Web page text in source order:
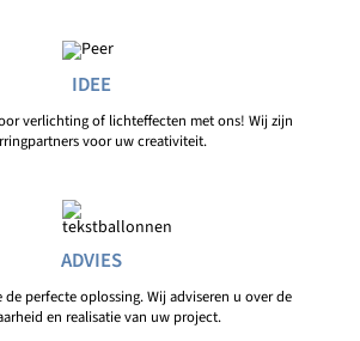
IDEE
verlichting of lichteffecten met ons! Wij zijn
voor uw creativiteit.
ADVIES
de perfecte oplossing. Wij adviseren u over de
en realisatie van uw project.